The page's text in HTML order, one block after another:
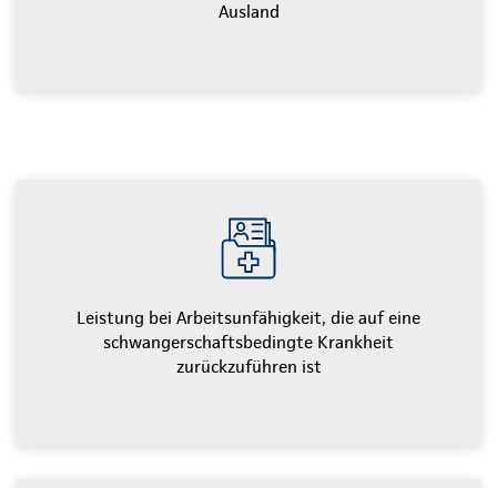
Ausland
Leistung bei Arbeitsunfähigkeit, die auf eine
schwangerschaftsbedingte Krankheit
zurückzuführen ist